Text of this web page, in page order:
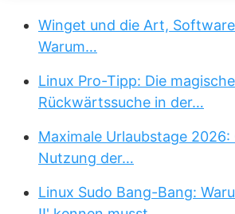
Winget und die Art,
Warum…
Linux Pro-Tipp: Die magische
Rückwärtssuche in der…
Maximale Urlaubstage 2026:
Nutzung der…
Linux Sudo Bang-Bang: